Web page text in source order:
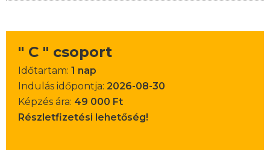
" C " csoport
Időtartam: 1 nap
Indulás időpontja: 2026-08-30
Képzés ára: 49 000 Ft
Részletfizetési lehetőség!